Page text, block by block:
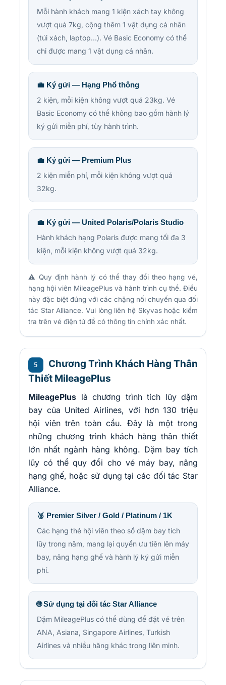
Mỗi hành khách mang 1 kiện xách tay không
vượt quá 7kg, cộng thêm 1 vật dụng cá nhân
(túi xách, laptop…). Vé Basic Economy có thể
chỉ được mang 1 vật dụng cá nhân.
💼 Ký gửi — Hạng Phổ thông
2 kiện, mỗi kiện không vượt quá 23kg. Vé
Basic Economy có thể không bao gồm hành lý
ký gửi miễn phí, tùy hành trình.
💼 Ký gửi — Premium Plus
2 kiện miễn phí, mỗi kiện không vượt quá
32kg.
💼 Ký gửi — United Polaris/Polaris Studio
Hành khách hạng Polaris được mang tối đa 3
kiện, mỗi kiện không vượt quá 32kg.
⚠️ Quy định hành lý có thể thay đổi theo hạng vé,
hạng hội viên MileagePlus và hành trình cụ thể. Điều
này đặc biệt đúng với các chặng nối chuyến qua đối
tác Star Alliance. Vui lòng liên hệ Skyvas hoặc kiểm
tra trên vé điện tử để có thông tin chính xác nhất.
5
Chương Trình Khách Hàng Thân
Thiết MileagePlus
MileagePlus là chương trình tích lũy dặm
bay của United Airlines, với hơn 130 triệu
hội viên trên toàn cầu. Đây là một trong
những chương trình khách hàng thân thiết
lớn nhất ngành hàng không. Dặm bay tích
lũy có thể quy đổi cho vé máy bay, nâng
hạng ghế, hoặc sử dụng tại các đối tác Star
Alliance.
🥉 Premier Silver / Gold / Platinum / 1K
Các hạng thẻ hội viên theo số dặm bay tích
lũy trong năm, mang lại quyền ưu tiên lên máy
bay, nâng hạng ghế và hành lý ký gửi miễn
phí.
🌐 Sử dụng tại đối tác Star Alliance
Dặm MileagePlus có thể dùng để đặt vé trên
ANA, Asiana, Singapore Airlines, Turkish
Airlines và nhiều hãng khác trong liên minh.